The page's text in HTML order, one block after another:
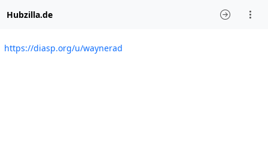
Hubzilla.de
https://diasp.org/u/waynerad